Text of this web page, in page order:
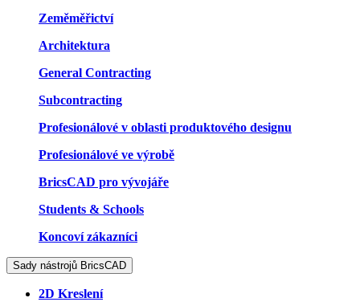
Zeměměřictví
Architektura
General Contracting
Subcontracting
Profesionálové v oblasti produktového designu
Profesionálové ve výrobě
BricsCAD pro vývojáře
Students & Schools
Koncoví zákazníci
Sady nástrojů BricsCAD
2D Kreslení